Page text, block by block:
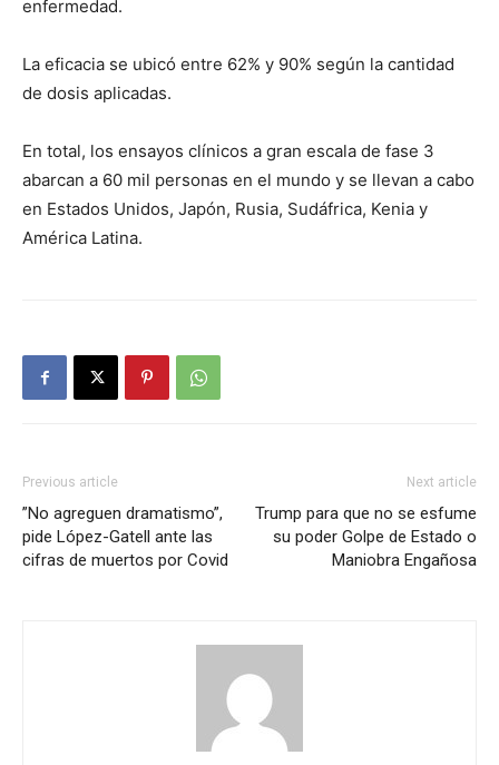
enfermedad.
La eficacia se ubicó entre 62% y 90% según la cantidad
de dosis aplicadas.
En total, los ensayos clínicos a gran escala de fase 3
abarcan a 60 mil personas en el mundo y se llevan a cabo
en Estados Unidos, Japón, Rusia, Sudáfrica, Kenia y
América Latina.
Previous article
”No agreguen dramatismo”,
pide López-Gatell ante las
cifras de muertos por Covid
Next article
Trump para que no se esfume
su poder Golpe de Estado o
Maniobra Engañosa